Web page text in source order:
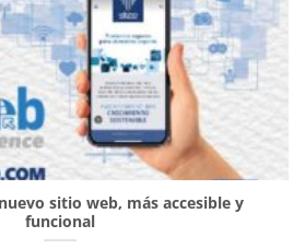
sitio web, más accesible y
funcional